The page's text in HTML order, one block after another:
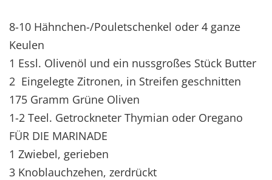
8-10 Hähnchen-/Pouletschenkel oder 4 ganze
Keulen
1 Essl. Olivenöl und ein nussgroßes Stück Butter
2 Eingelegte Zitronen, in Streifen geschnitten
175 Gramm Grüne Oliven
1-2 Teel. Getrockneter Thymian oder Oregano
FÜR DIE MARINADE
1 Zwiebel, gerieben
3 Knoblauchzehen, zerdrückt